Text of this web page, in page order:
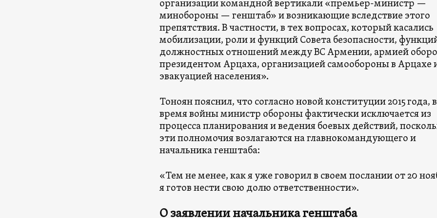
организации командной вертикали «премьер-министр —
минобороны — генштаб» и возникающие вследствие этого
препятствия. В частности, в тех вопросах, который касались
мобилизации, роли и функций Совета безопасности,
должностных отношений между ВС Армении, армией
президентом Арцаха, организацией самообороны в Арцахе
эвакуацией населения».
Тоноян пояснил, что согласно новой конституции 2015 года,
время войны министр обороны фактически исключается из
процесса планирования и ведения боевых действий,
эти полномочия возлагаются на главнокомандующего и
начальника генштаба:
«Тем не менее, как я уже говорил в своем послании от 20
я готов нести свою долю ответственности».
О заявлении начальника генштаба